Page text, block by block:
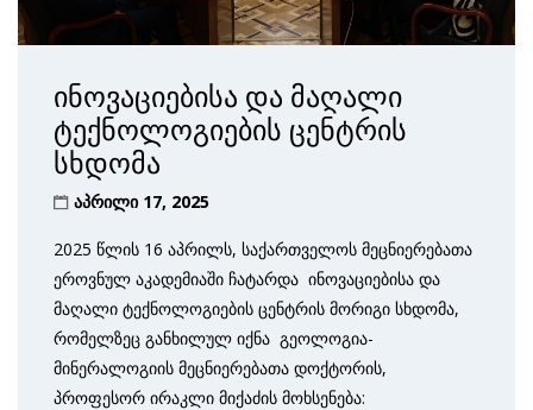
ინოვაციებისა და მაღალი
ტექნოლოგიების ცენტრის
სხდომა
აპრილი 17, 2025
2025 წლის 16 აპრილს, საქართველოს მეცნიერებათა
ეროვნულ აკადემიაში ჩატარდა ინოვაციებისა და
მაღალი ტექნოლოგიების ცენტრის მორიგი სხდომა,
რომელზეც განხილულ იქნა გეოლოგია-
მინერალოგიის მეცნიერებათა დოქტორის,
პროფესორ ირაკლი მიქაძის მოხსენება: